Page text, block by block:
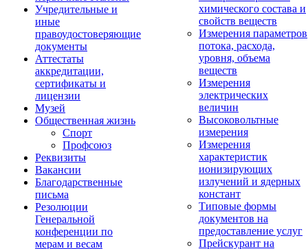
Учредительные и
иные
правоудостоверяющие
документы
Аттестаты
аккредитации,
сертификаты и
лицензии
Музей
Общественная жизнь
Спорт
Профсоюз
Реквизиты
Вакансии
Благодарственные
письма
Резолюции
Генеральной
конференции по
мерам и весам
химического состава и
свойств веществ
Измерения параметров
потока, расхода,
уровня, объема
веществ
Измерения
электрических
величин
Высоковольтные
измерения
Измерения
характеристик
ионизирующих
излучений и ядерных
констант
Типовые формы
документов на
предоставление услуг
Прейскурант на